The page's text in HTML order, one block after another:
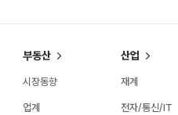
부동산
시장동향
업계
산업
재계
전자/통신/IT